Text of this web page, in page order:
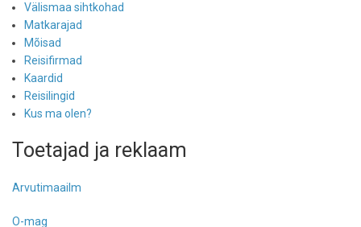
Välismaa sihtkohad
Matkarajad
Mõisad
Reisifirmad
Kaardid
Reisilingid
Kus ma olen?
Toetajad ja reklaam
Arvutimaailm
O-mag